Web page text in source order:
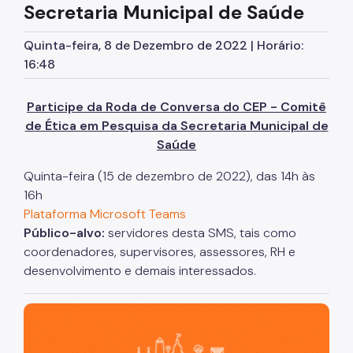
Assessoria de Planejamento – Asplan
Assessoria Parlamentar
Atenção Básica
Atenção Especializada
Atenção Integral às Pessoas em Situação de
Acumulação
Biblioteca de Saúde
Cadastro Nacional de Estabelecimento de Saúde
(CNES)
Comitê de Ética em Pesquisa com Seres Humanos
Coordenadoria de Controle Interno
Secretaria Municipal de Saúde
Quinta-feira, 8 de Dezembro de 2022 | Horário:
16:48
Participe da Roda de Conversa do CEP - Comitê
de Ética em Pesquisa da Secretaria Municipal de
Saúde
Quinta-feira (15 de dezembro de 2022), das 14h às
16h
Plataforma Microsoft Teams
Público-alvo: servidores desta SMS, tais como
coordenadores, supervisores, assessores, RH e
desenvolvimento e demais interessados.
São Paulo, cidade inteligente, resiliente e sustentável